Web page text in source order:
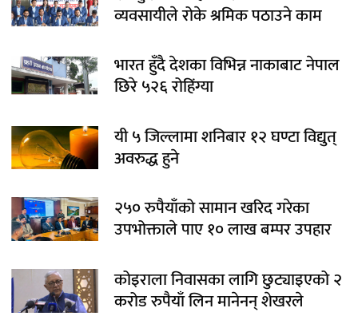
व्यवसायीले रोके श्रमिक पठाउने काम
भारत हुँदै देशका विभिन्न नाकाबाट नेपाल
छिरे ५२६ रोहिंग्या
यी ५ जिल्लामा शनिबार १२ घण्टा विद्युत्
अवरुद्ध हुने
२५० रुपैयाँको सामान खरिद गरेका
उपभोक्ताले पाए १० लाख बम्पर उपहार
कोइराला निवासका लागि छुट्याइएको २
करोड रुपैयाँ लिन मानेनन् शेखरले